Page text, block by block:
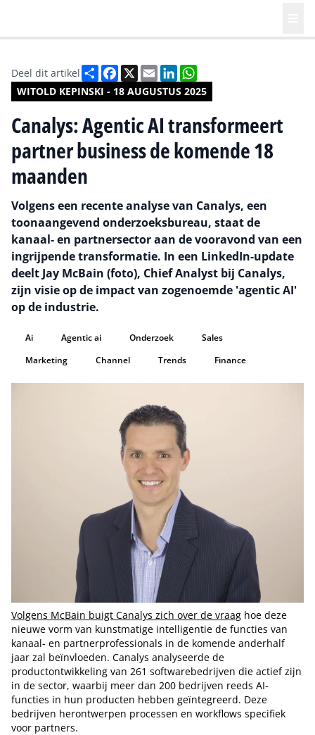
WITOLD KEPINSKI - 18 AUGUSTUS 2025
Deel dit artikel DeelFacebook
X EmailLinkedIn
Canalys: Agentic AI transformeert
partner business de komende 18
maanden
Volgens een recente analyse van Canalys, een
toonaangevend onderzoeksbureau, staat de
kanaal- en partnersector aan de vooravond van een
ingrijpende transformatie. In een LinkedIn-update
deelt Jay McBain (foto), Chief Analyst bij Canalys,
zijn visie op de impact van zogenoemde 'agentic AI'
op de industrie.
Ai Agentic ai Onderzoek
Sales
Marketing
Channel Trends Finance
Volgens McBain buigt Canalys zich over de vraag hoe deze
nieuwe vorm van kunstmatige intelligentie de functies van
kanaal- en partnerprofessionals in de komende anderhalf
jaar zal beïnvloeden. Canalys analyseerde de
productontwikkeling van 261 softwarebedrijven die actief zijn
in de sector, waarbij meer dan 200 bedrijven reeds AI-
functies in hun producten hebben geïntegreerd. Deze
bedrijven herontwerpen processen en workflows specifiek
voor partners.